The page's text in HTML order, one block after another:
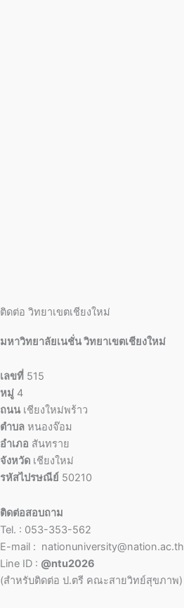
ติดต่อ วิทยาเขตเชียงใหม่
มหาวิทยาลัยเนชั่น วิทยาเขตเชียงใหม่
เลขที่ 515
หมู่ 4
ถนน เชียงใหม่พร้าว
ตำบล หนองจ๊อม
อำเภอ สันทราย
จังหวัด เชียงใหม่
รหัสไปรษณีย์ 50210
ติดต่อสอบถาม
Tel. : 053-353-562
E-mail : nationuniversity@nation.ac.th
Line ID : @ntu2026
(สำหรับติดต่อ ป.ตรี คณะสายวิทย์สุขภาพ)